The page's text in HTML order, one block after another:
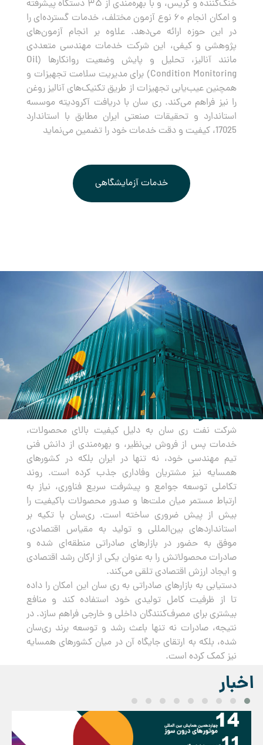
خنک‌کننده و گریس، و با بهره‌مندی از ۳۵ دستگاه پیشرفته
و امکان انجام ۶۰ نوع آزمون مختلف، خدمات گسترده‌ای را
در این حوزه ارائه می‌دهد. علاوه بر انجام آزمون‌های
پژوهشی و کیفی، این شرکت خدمات مهندسی متعددی
مانند آنالیز، تحلیل و پایش وضعیت روانکارها (Oil
Condition Monitoring) برای مدیریت سلامت تجهیزات و
همچنین عیب‌یابی تجهیزات از طریق تکنیک‌های آنالیز روغن
را نیز فراهم می‌کند. ری سان با دریافت آکرودیته موسسه
استاندارد و تحقیقات صنعتی ایران مطابق با استاندارد
17025، کیفیت و دقت خدمات خود را تضمین می‌نماید
خدمات آزمایشگاهی
صادرات
شرکت نفت ری سان به دلیل کیفیت بالای محصولات،
خدمات پس از فروش بی‌نظیر، و بهره‌مندی از دانش فنی
تیم مهندسی خود، نه تنها در ایران بلکه در کشورهای
همسایه نیز مشتریان وفاداری جذب کرده است. روند
تکاملی توسعه جوامع و پیشرفت سریع فناوری، نیاز به
ارتباط مستمر میان ملت‌ها و صدور محصولات باکیفیت را
بیش از پیش ضروری ساخته است. ری‌سان با تکیه بر
استانداردهای بین‌المللی و تولید به مقیاس اقتصادی،
موفق به حضور در بازارهای صادراتی منطقه‌ای شده و
صادرات محصولاتش را به عنوان یکی از ارکان رشد اقتصادی
و ایجاد ارزش اقتصادی تلقی می‌کند.
دستیابی به بازارهای صادراتی به ری سان این امکان را داده
تا از ظرفیت کامل تولیدی خود استفاده کند و منافع
بیشتری برای مصرف‌کنندگان داخلی و خارجی فراهم سازد. در
نتیجه، صادرات نه تنها باعث رشد و توسعه برند ری‌سان
شده، بلکه به ارتقای جایگاه آن در میان کشورهای همسایه
نیز کمک کرده است.
اخبار